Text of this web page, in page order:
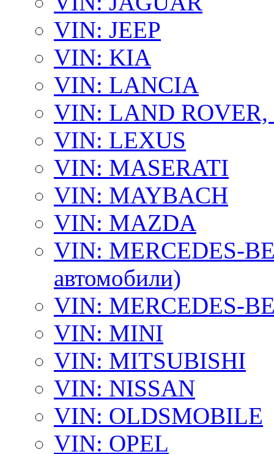
VIN: JEEP
VIN: KIA
VIN: LANCIA
VIN: LAND ROVER,
VIN: LEXUS
VIN: MASERATI
VIN: MAYBACH
VIN: MAZDA
VIN: MERCEDES-
автомобили)
VIN: MERCEDES-
VIN: MINI
VIN: MITSUBISHI
VIN: NISSAN
VIN: OLDSMOBILE
VIN: OPEL